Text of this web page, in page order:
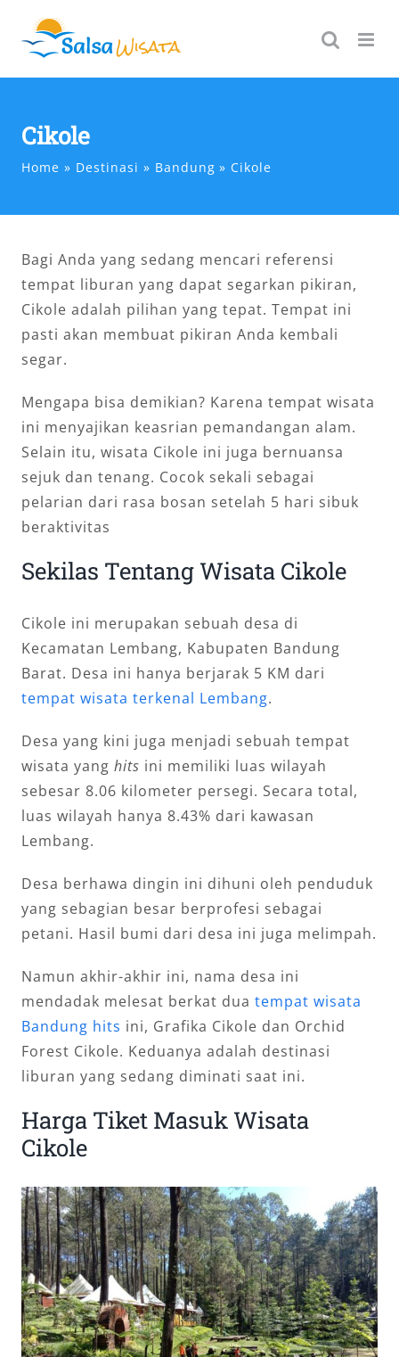
content
Cikole
Home Destinasi Bandung Cikole
Bagi Anda yang sedang mencari referensi
tempat liburan yang dapat segarkan pikiran,
Cikole adalah pilihan yang tepat. Tempat ini
pasti akan membuat pikiran Anda kembali
segar.
Mengapa bisa demikian? Karena tempat wisata
ini menyajikan keasrian pemandangan alam.
Selain itu, wisata Cikole ini juga bernuansa
sejuk dan tenang. Cocok sekali sebagai
pelarian dari rasa bosan setelah 5 hari sibuk
beraktivitas
Sekilas Tentang Wisata Cikole
Cikole ini merupakan sebuah desa di
Kecamatan Lembang, Kabupaten Bandung
Barat. Desa ini hanya berjarak 5 KM dari
tempat wisata terkenal Lembang.
Desa yang kini juga menjadi sebuah tempat
wisata yang hits ini memiliki luas wilayah
sebesar 8.06 kilometer persegi. Secara total,
luas wilayah hanya 8.43% dari kawasan
Lembang.
Desa berhawa dingin ini dihuni oleh penduduk
yang sebagian besar berprofesi sebagai
petani. Hasil bumi dari desa ini juga melimpah.
Namun akhir-akhir ini, nama desa ini
mendadak melesat berkat dua tempat wisata
Bandung hits ini, Grafika Cikole dan Orchid
Forest Cikole. Keduanya adalah destinasi
liburan yang sedang diminati saat ini.
Harga Tiket Masuk Wisata
Cikole